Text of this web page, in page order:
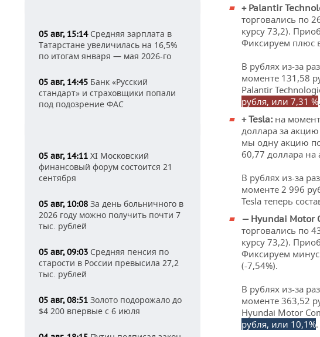
05 авг, 15:14Средняя зарплата в
Татарстане увеличилась на 16,5%
по итогам января — мая 2026-го
05 авг, 14:45 Банк «Русский
стандарт» и страховщики попали
под подозрение ФАС
05 авг, 14:11 XI Московский
финансовый форум состоится 21
сентября
05 авг, 10:08 За день больничного в
2026 году можно получить почти 7
тыс. рублей
05 авг, 09:03 Средняя пенсия по
старости в России превысила 27,2
тыс. рублей
05 авг, 08:51 Золото подорожало до
$4 200 впервые с 6 июля
+ Palantir
торговались по
курсу 73,2).
Фиксируем плюс
В рублях из-за
моменте 131,58
Palantir
рубля, или 7,31 %.
+Tesla: на
доллара за
мы одну акцию
60,77 доллара на
В рублях из-за
моменте 2 996
Tesla теперь
— Hyundai Motor
торговались по
курсу 73,2).
Фиксируем минус
(-7,54%).
В рублях из-за
моменте 363,52
Hyundai Motor
рубля, или 10,1%.